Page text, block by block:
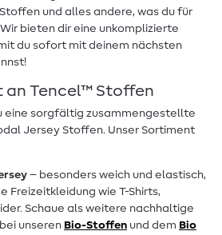
und alles andere, was du für
bieten dir eine unkomplizierte
du sofort mit deinem nächsten
an Tencel™ Stoffen
eine sorgfältig zusammengestellte
Jersey Stoffen. Unser Sortiment
– besonders weich und elastisch,
Freizeitkleidung wie T-Shirts,
Schaue als weitere nachhaltige
unseren Bio-Stoffen und dem Bio